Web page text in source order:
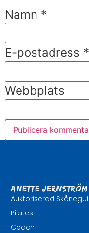
Namn *
E-postadress *
Webbplats
Anette Jernström
Auktoriserad
Pilates
Coach